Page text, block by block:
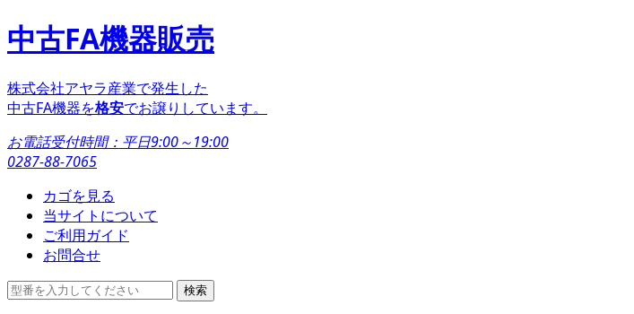
中古FA機器販売
株式会社アヤラ産業で発生した
中古FA機器を格安でお譲りしています。
お電話受付時間： 平日9:00～19:00
0287-88-7065
カゴを見る
当サイトについて
ご利用ガイド
お問合せ